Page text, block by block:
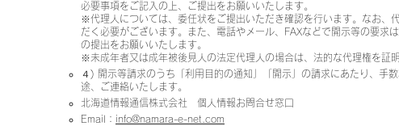
必要事項をご記入の上、ご提出をお願いいたします。
※代理人については、委任状をご提出いただき確認を行います。なお、
だく必要がございます。また、電話やメール、FAXなどで開示等の要
の提出をお願いいたします。
※未成年者又は成年被後見人の法定代理人の場合は、法的な代理権を証
４) 開示等請求のうち「利用目的の通知」「開示」の請求にあたり、
途、ご連絡いたします。
北海道情報通信株式会社 個人情報お問合せ窓口
Email： info@namara-e-net.com